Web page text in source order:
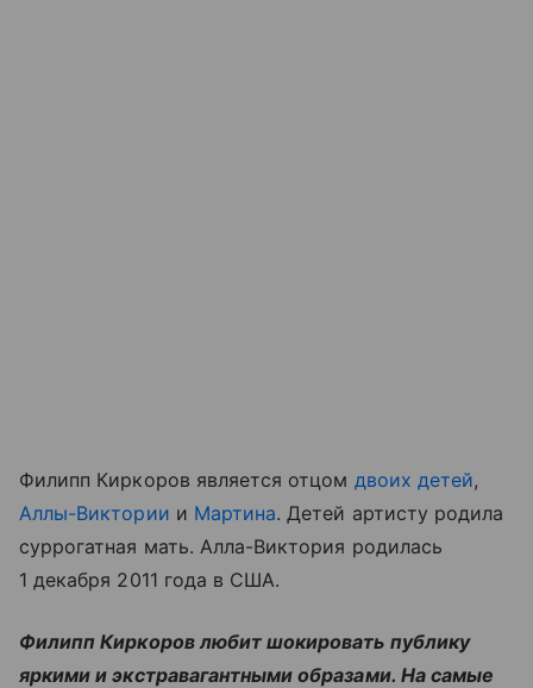
Филипп Киркоров является отцом двоих детей,
Аллы-Виктории и Мартина. Детей артисту родила
суррогатная мать. Алла-Виктория родилась
1 декабря 2011 года в США.
Филипп Киркоров любит шокировать публику
яркими и экстравагантными образами. На самые